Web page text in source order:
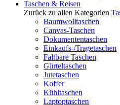
Taschen & Reisen
Zurück zu allen Kategorien
Baumwolltaschen
Canvas-Taschen
Dokumententaschen
Einkaufs-/Tragetaschen
Faltbare Taschen
Gürteltaschen
Jutetaschen
Koffer
Kühltaschen
Laptoptaschen